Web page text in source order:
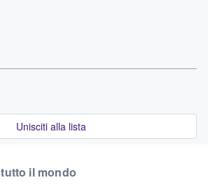
Unisciti alla lista
il mondo